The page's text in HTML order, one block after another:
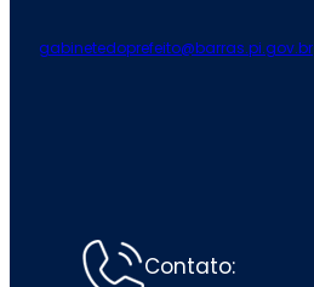
gabinetedoprefeito@barras.pi.gov.br
Contato: